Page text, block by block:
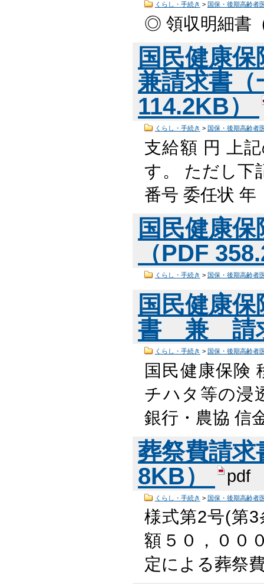
くらし・手続き > 国保・後期高齢者
◎ 領収明細書
国民健康
兼請求書（
114.2KB）
くらし・手続き > 国保・後期高齢者
支給額 円 上
す。 ただし下
番号 委任
国民健康
（PDF
くらし・手続き > 国保・後期高齢者
国民健康
書 兼 請
くらし・手続き > 国保・後期高齢者
国民健康保
チハタ等の浸
銀行・農協 信
葬祭費請求
8KB）
pdf
くらし・手続き > 国保・後期高齢者
様式第2号(第
額５０，００
定による葬祭